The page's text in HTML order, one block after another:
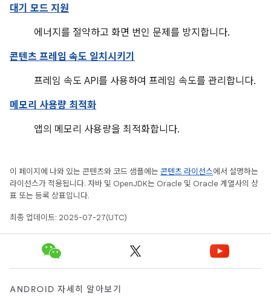
대기 모드 지원
에너지를 절약하고 화면 번인 문제를 방지합니다.
콘텐츠 프레임 속도 일치시키기
프레임 속도 API를 사용하여 프레임 속도를 관리합니다.
메모리 사용량 최적화
앱의 메모리 사용량을 최적화합니다.
이 페이지에 나와 있는 콘텐츠와 코드 샘플에는 콘텐츠 라이선스에서 설명하는
라이선스가 적용됩니다. 자바 및 OpenJDK는 Oracle 및 Oracle 계열사의 상
표 또는 등록 상표입니다.
최종 업데이트: 2025-07-27(UTC)
ANDROID 자세히 알아보기